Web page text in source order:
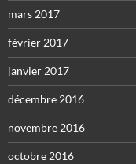
mars 2017
février 2017
janvier 2017
décembre 2016
novembre 2016
octobre 2016